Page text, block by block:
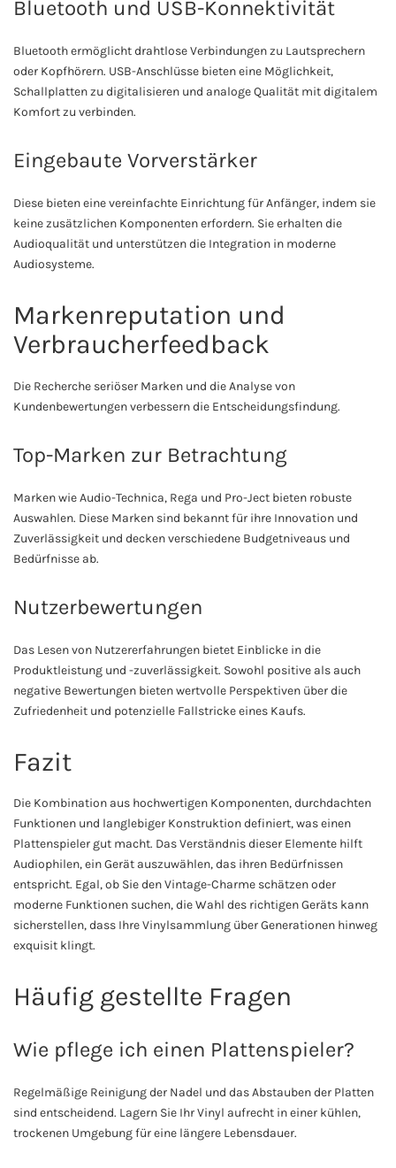
Bluetooth und USB-Konnektivität
Bluetooth ermöglicht drahtlose Verbindungen zu Lautsprechern
oder Kopfhörern. USB-Anschlüsse bieten eine Möglichkeit,
Schallplatten zu digitalisieren und analoge Qualität mit digitalem
Komfort zu verbinden.
Eingebaute Vorverstärker
Diese bieten eine vereinfachte Einrichtung für Anfänger, indem sie
keine zusätzlichen Komponenten erfordern. Sie erhalten die
Audioqualität und unterstützen die Integration in moderne
Audiosysteme.
Markenreputation und
Verbraucherfeedback
Die Recherche seriöser Marken und die Analyse von
Kundenbewertungen verbessern die Entscheidungsfindung.
Top-Marken zur Betrachtung
Marken wie Audio-Technica, Rega und Pro-Ject bieten robuste
Auswahlen. Diese Marken sind bekannt für ihre Innovation und
Zuverlässigkeit und decken verschiedene Budgetniveaus und
Bedürfnisse ab.
Nutzerbewertungen
Das Lesen von Nutzererfahrungen bietet Einblicke in die
Produktleistung und -zuverlässigkeit. Sowohl positive als auch
negative Bewertungen bieten wertvolle Perspektiven über die
Zufriedenheit und potenzielle Fallstricke eines Kaufs.
Fazit
Die Kombination aus hochwertigen Komponenten, durchdachten
Funktionen und langlebiger Konstruktion definiert, was einen
Plattenspieler gut macht. Das Verständnis dieser Elemente hilft
Audiophilen, ein Gerät auszuwählen, das ihren Bedürfnissen
entspricht. Egal, ob Sie den Vintage-Charme schätzen oder
moderne Funktionen suchen, die Wahl des richtigen Geräts kann
sicherstellen, dass Ihre Vinylsammlung über Generationen hinweg
exquisit klingt.
Häufig gestellte Fragen
Wie pflege ich einen Plattenspieler?
Regelmäßige Reinigung der Nadel und das Abstauben der Platten
sind entscheidend. Lagern Sie Ihr Vinyl aufrecht in einer kühlen,
trockenen Umgebung für eine längere Lebensdauer.